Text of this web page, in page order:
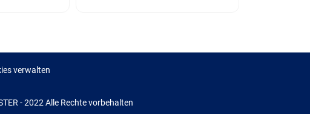
verwalten
- 2022 Alle Rechte vorbehalten